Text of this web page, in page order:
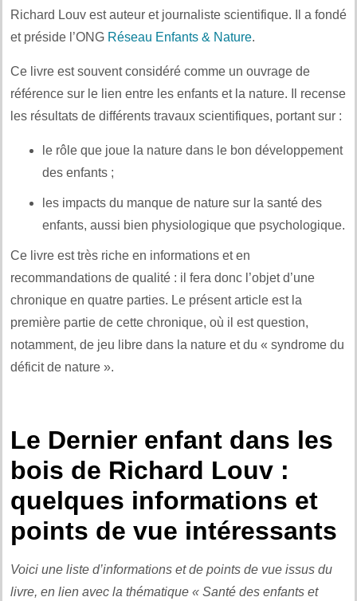
Richard Louv est auteur et journaliste scientifique. Il a fondé
et préside l’ONG Réseau Enfants & Nature.
Ce livre est souvent considéré comme un ouvrage de
référence sur le lien entre les enfants et la nature. Il recense
les résultats de différents travaux scientifiques, portant sur :
le rôle que joue la nature dans le bon développement
des enfants ;
les impacts du manque de nature sur la santé des
enfants, aussi bien physiologique que psychologique.
Ce livre est très riche en informations et en
recommandations de qualité : il fera donc l’objet d’une
chronique en quatre parties. Le présent article est la
première partie de cette chronique, où il est question,
notamment, de jeu libre dans la nature et du « syndrome du
déficit de nature ».
Le Dernier enfant dans les
bois de Richard Louv :
quelques informations et
points de vue intéressants
Voici une liste d’informations et de points de vue issus du
livre, en lien avec la thématique « Santé des enfants et